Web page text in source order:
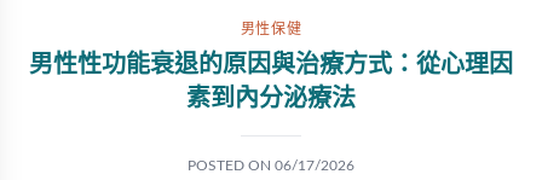
男性保健
男性性功能衰退的原因與治療方式：從心理因
素到內分泌療法
POSTED ON 06/17/2026